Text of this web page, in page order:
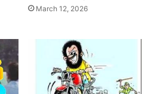
March 12, 2026